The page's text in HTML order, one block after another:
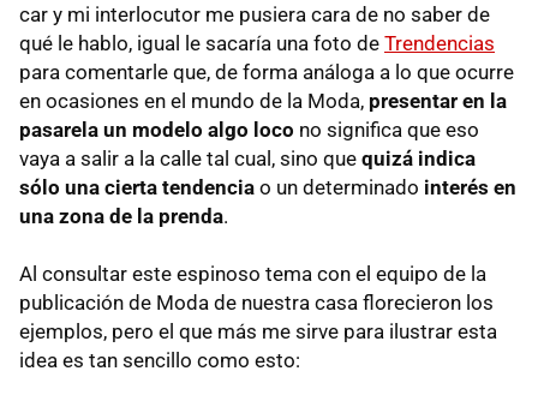
car y mi interlocutor me pusiera cara de no saber de
qué le hablo, igual le sacaría una foto de Trendencias
para comentarle que, de forma análoga a lo que ocurre
en ocasiones en el mundo de la Moda, presentar en la
pasarela un modelo algo loco no significa que eso
vaya a salir a la calle tal cual, sino que quizá indica
sólo una cierta tendencia o un determinado interés en
una zona de la prenda.
Al consultar este espinoso tema con el equipo de la
publicación de Moda de nuestra casa florecieron los
ejemplos, pero el que más me sirve para ilustrar esta
idea es tan sencillo como esto: